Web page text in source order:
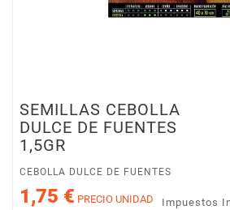
SEMILLAS CEBOLLA
DULCE DE FUENTES
1,5GR
CEBOLLA DULCE DE FUENTES
1,75 € PRECIO UNIDAD Impuestos